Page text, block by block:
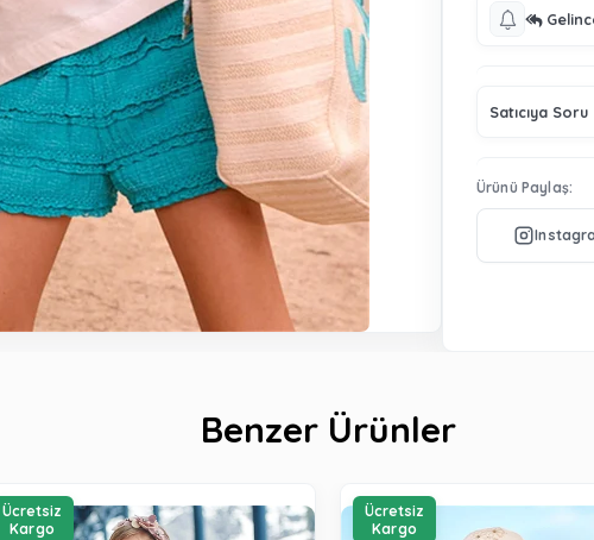
Satıcıya
Ürünü Paylaş:
Benzer Ürünler
Ücretsiz
Kargo
Ücretsiz
Kargo